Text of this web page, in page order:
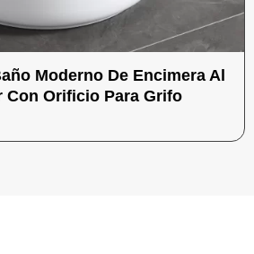
Moderno De Encimera Al
Con Orificio Para Grifo